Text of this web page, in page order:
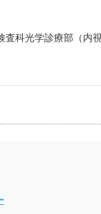
科光学診療部（内